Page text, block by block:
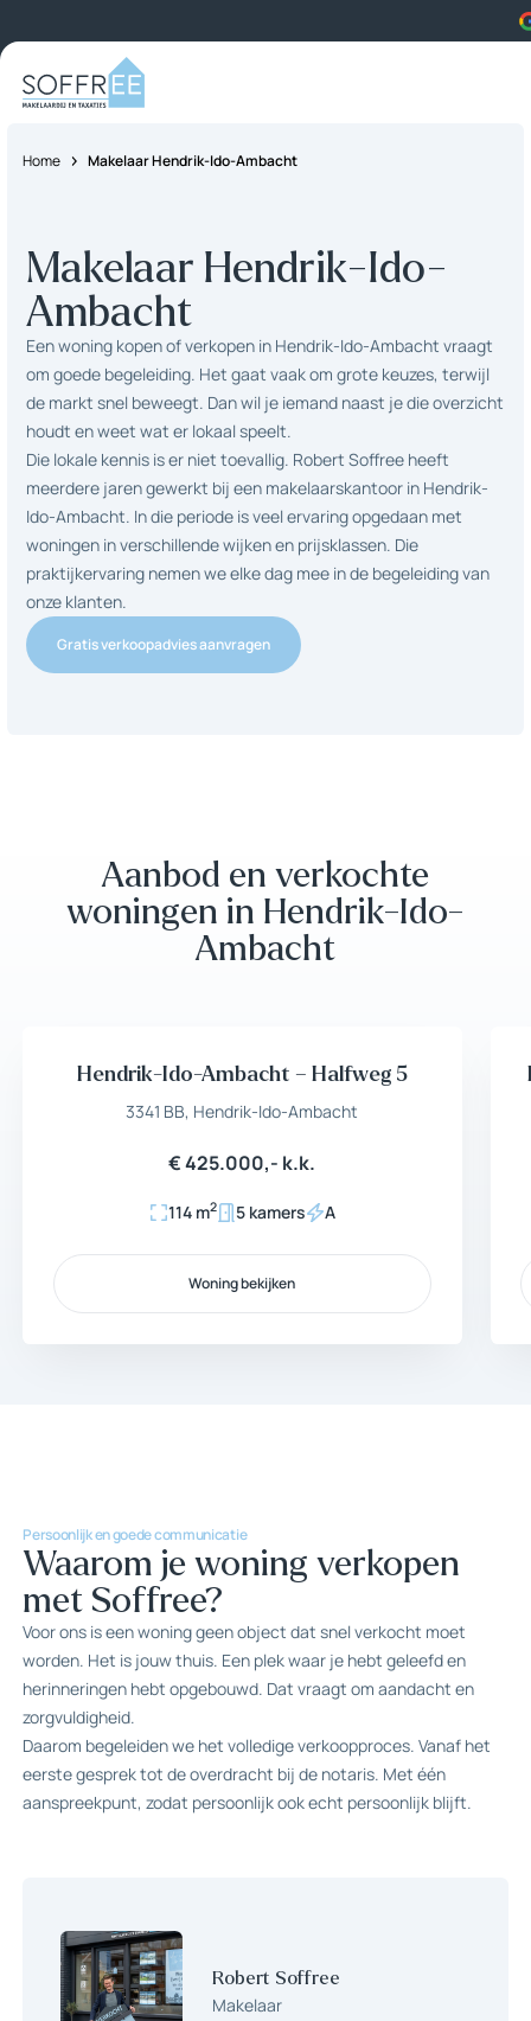
Home Makelaar Hendrik-Ido-Ambacht
Makelaar Hendrik-Ido-
Ambacht
Een woning kopen of verkopen in Hendrik-Ido-Ambacht vraagt
om goede begeleiding. Het gaat vaak om grote keuzes, terwijl
de markt snel beweegt. Dan wil je iemand naast je die overzicht
houdt en weet wat er lokaal speelt.
Die lokale kennis is er niet toevallig. Robert Soffree heeft
meerdere jaren gewerkt bij een makelaarskantoor in Hendrik-
Ido-Ambacht. In die periode is veel ervaring opgedaan met
woningen in verschillende wijken en prijsklassen. Die
praktijkervaring nemen we elke dag mee in de begeleiding van
onze klanten.
Gratis verkoopadvies aanvragen
Aanbod en verkochte
woningen in Hendrik-Ido-
Ambacht
Beschikbaar
Hendrik-Ido-Ambacht – Halfweg 5
3341 BB, Hendrik-Ido-Ambacht
€ 425.000,- k.k.
114 m2 5 kamers A
Woning bekijken
Robert Soffree
Makelaar
Persoonlijk en goede communicatie
Waarom je woning verkopen
met Soffree?
Voor ons is een woning geen object dat snel verkocht moet
worden. Het is jouw thuis. Een plek waar je hebt geleefd en
herinneringen hebt opgebouwd. Dat vraagt om aandacht en
zorgvuldigheid.
Daarom begeleiden we het volledige verkoopproces. Vanaf het
eerste gesprek tot de overdracht bij de notaris. Met één
aanspreekpunt, zodat persoonlijk ook echt persoonlijk blijft.